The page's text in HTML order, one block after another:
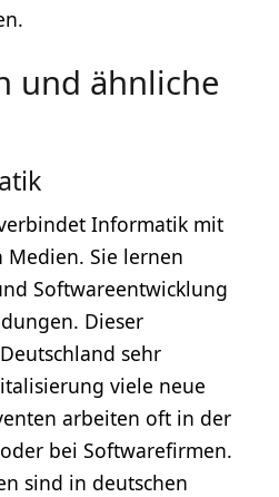
und ähnliche
Informatik mit
Sie lernen
Softwareentwicklung
Dieser
sehr
viele neue
arbeiten oft in der
bei Softwarefirmen.
sind in deutschen